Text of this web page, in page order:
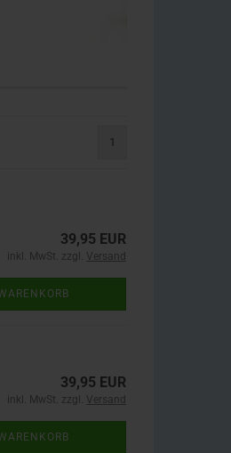
1
39,95 EUR
inkl. MwSt. zzgl. Versand
39,95 EUR
inkl. MwSt. zzgl. Versand